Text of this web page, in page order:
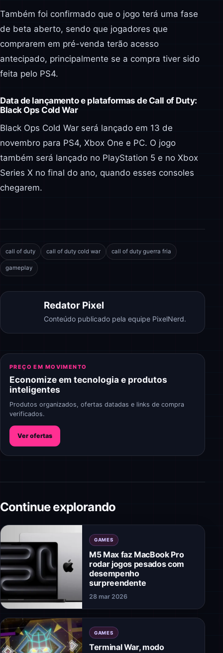
Também foi confirmado que o jogo terá uma fase
de beta aberto, sendo que jogadores que
comprarem em pré-venda terão acesso
antecipado, principalmente se a compra tiver sido
feita pelo PS4.
Data de lançamento e plataformas de Call of Duty:
Black Ops Cold War
Black Ops Cold War será lançado em 13 de
novembro para PS4, Xbox One e PC. O jogo
também será lançado no PlayStation 5 e no Xbox
Series X no final do ano, quando esses consoles
chegarem.
call of duty call of duty cold war call of duty guerra fria
gameplay
Redator Pixel
Conteúdo publicado pela equipe PixelNerd.
PREÇO EM MOVIMENTO
Economize em tecnologia e produtos
inteligentes
Produtos organizados, ofertas datadas e links de compra
verificados.
Ver ofertas
Continue explorando
GAMES
M5 Max faz MacBook Pro
rodar jogos pesados com
desempenho
surpreendente
28 mar 2026
GAMES
Terminal War, modo